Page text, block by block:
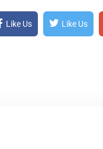
Like Us Like Us